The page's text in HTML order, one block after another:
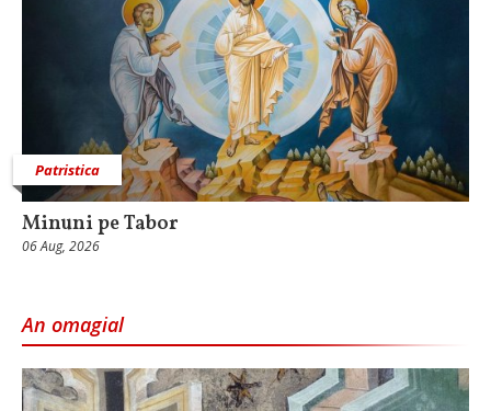
Patristica
Minuni pe Tabor
06 Aug, 2026
An omagial